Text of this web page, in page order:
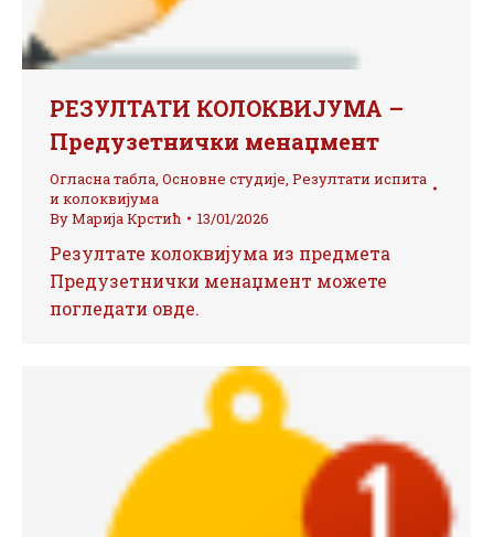
РЕЗУЛТАТИ КОЛОКВИЈУМА –
Предузетнички менаџмент
Огласна табла, Основне студије, Резултати испита
и колоквијума
ByМарија Крстић 13/01/2026
Резултате колоквијума из предмета
Предузетнички менаџмент можете
погледати овде.